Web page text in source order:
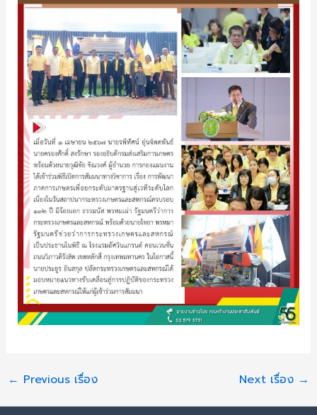
← Previous เรื่อง Next เรื่อง →